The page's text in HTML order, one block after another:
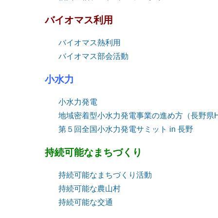
バイオマス利用
バイオマス熱利用
バイオマス部会活動
小水力
小水力発電
地域密着型小水力発電事業の進め方（長野県
第５回全国小水力発電サミット in 長野
持続可能なまちづくり
持続可能なまちづくり活動
持続可能な農山村
持続可能な交通